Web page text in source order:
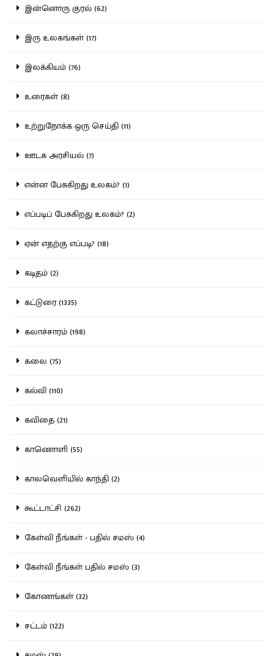
இன்னொரு குரல் (62)
இரு உலகங்கள் (17)
இலக்கியம் (76)
உரைகள் (8)
உற்றுநோக்க ஒரு செய்தி (11)
ஊடக அரசியல் (7)
என்ன பேசுகிறது உலகம்? (1)
எப்படிப் பேசுகிறது உலகம்? (2)
ஏன் எதற்கு எப்படி? (18)
கடிதம் (2)
கட்டுரை (1335)
கலாச்சாரம் (198)
கலை (75)
கல்வி (110)
கவிதை (21)
காணொளி (55)
காலவெளியில் காந்தி (2)
கூட்டாட்சி (262)
கேள்வி நீங்கள் - பதில் சமஸ் (4)
கேள்வி நீங்கள் பதில் சமஸ் (3)
கோணங்கள் (32)
சட்டம் (122)